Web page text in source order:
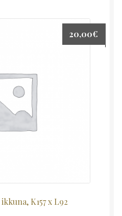
K157 x L92
20,00€